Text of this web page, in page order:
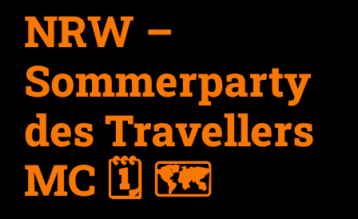
NRW –
Sommerparty
des Travellers
MC 🗓 🗺